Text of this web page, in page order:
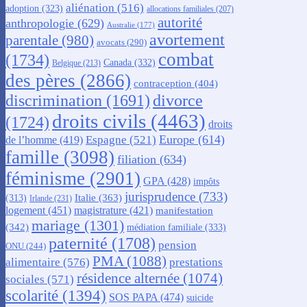
adoption (323) aliénation (516) allocations familiales (207)
anthropologie (629) Australie (177) autorité
parentale (980) avocats (290) avortement
(1734) Belgique (213) Canada (332) combat
des pères (2866) contraception (404)
discrimination (1691) divorce
(1724) droits civils (4463) droits
de l’homme (419) Espagne (521) Europe (614)
famille (3098) filiation (634)
féminisme (2901) GPA (428) impôts
(313) Irlande (231) Italie (363) jurisprudence (733)
logement (451) magistrature (421) manifestation
(342) mariage (1301) médiation familiale (333)
ONU (244) paternité (1708) pension
alimentaire (576) PMA (1088) prestations
sociales (571) résidence alternée (1074)
scolarité (1394) SOS PAPA (474) suicide